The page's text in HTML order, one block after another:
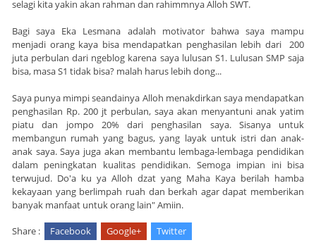
selagi kita yakin akan rahman dan rahimmnya Alloh SWT.
Bagi saya Eka Lesmana adalah motivator bahwa saya mampu
menjadi orang kaya bisa mendapatkan penghasilan lebih dari 200
juta perbulan dari ngeblog karena saya lulusan S1. Lulusan SMP saja
bisa, masa S1 tidak bisa? malah harus lebih dong...
Saya punya mimpi seandainya Alloh menakdirkan saya mendapatkan
penghasilan Rp. 200 jt perbulan, saya akan menyantuni anak yatim
piatu dan jompo 20% dari penghasilan saya. Sisanya untuk
membangun rumah yang bagus, yang layak untuk istri dan anak-
anak saya. Saya juga akan membantu lembaga-lembaga pendidikan
dalam peningkatan kualitas pendidikan. Semoga impian ini bisa
terwujud. Do'a ku ya Alloh dzat yang Maha Kaya berilah hamba
kekayaan yang berlimpah ruah dan berkah agar dapat memberikan
banyak manfaat untuk orang lain" Amiin.
Share : Facebook Google+ Twitter